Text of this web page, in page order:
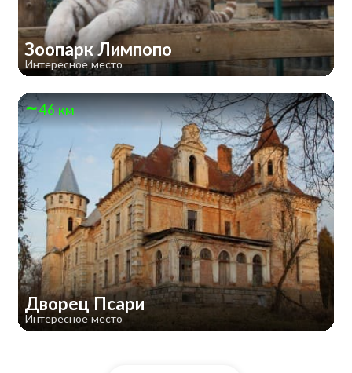
Зоопарк Лимпопо
Интересное место
46 км
Дворец Псари
Интересное место